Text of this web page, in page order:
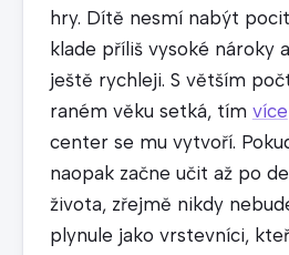
hry. Dítě nesmí nabýt
klade příliš vysoké nároky
ještě rychleji. S větším
raném věku setká, tím více
center se mu vytvoří.
naopak začne učit až po
života, zřejmě nikdy
plynule jako vrstevníci,